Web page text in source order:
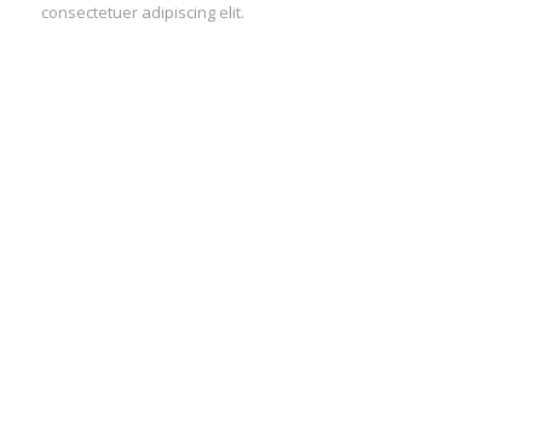
consectetuer adipiscing elit.